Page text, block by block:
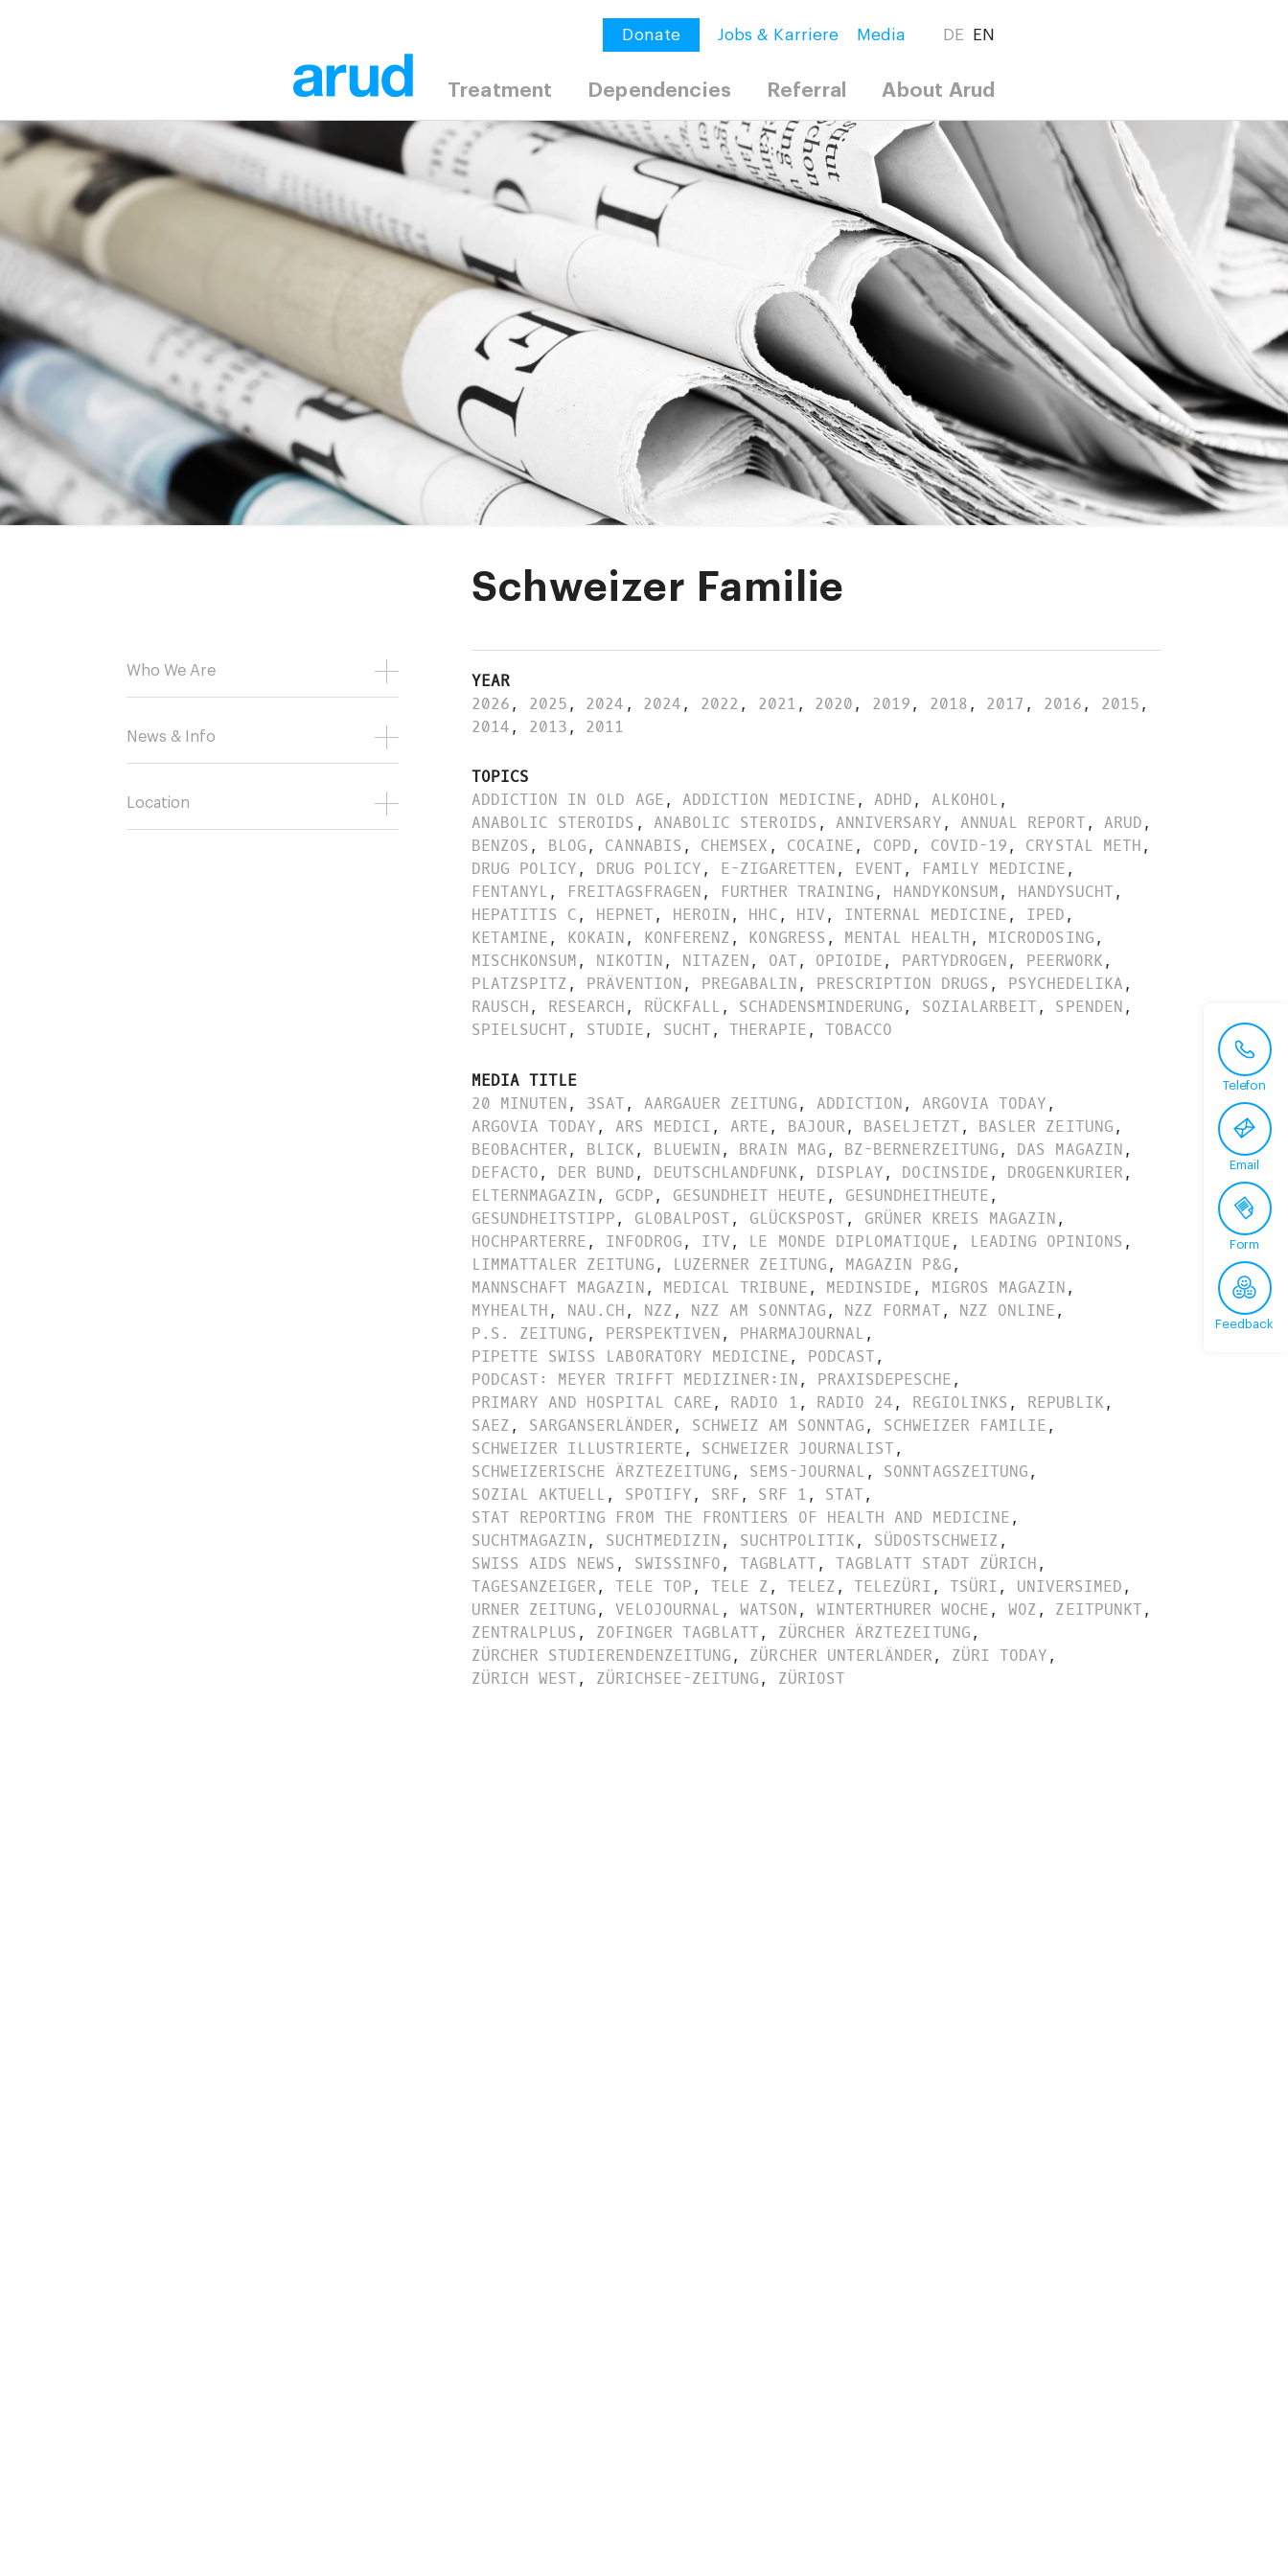
Donate Jobs & Karriere Media DE EN
Treatment Dependencies Referral About Arud
Schweizer Familie
Who We Are
News & Info
Location
YEAR
2026, 2025, 2024 , 2024, 2022 , 2021, 2020, 2019, 2018, 2017 , 2016, 2015,
2014, 2013, 2011
TOPICS
ADDICTION IN OLD AGE, ADDICTION MEDICINE, ADHD, ALKOHOL,
ANABOLIC STEROIDS , ANABOLIC STEROIDS , ANNIVERSARY, ANNUAL REPORT, ARUD,
BENZOS , BLOG, CANNABIS , CHEMSEX , COCAINE, COPD, COVID-19, CRYSTAL METH,
DRUG POLICY, DRUG POLICY, E-ZIGARETTEN, EVENT, FAMILY MEDICINE,
FENTANYL, FREITAGSFRAGEN, FURTHER TRAINING, HANDYKONSUM, HANDYSUCHT,
HEPATITIS C, HEPNET, HEROIN, HHC, HIV, INTERNAL MEDICINE, IPED,
KETAMINE, KOKAIN, KONFERENZ, KONGRESS , MENTAL HEALTH, MICRODOSING,
MISCHKONSUM, NIKOTIN, NITAZEN, OAT, OPIOIDE, PARTYDROGEN, PEERWORK,
PLATZSPITZ, PRÄVENTION, PREGABALIN, PRESCRIPTION DRUGS , PSYCHEDELIKA,
RAUSCH, RESEARCH, RÜCKFALL, SCHADENSMINDERUNG, SOZIALARBEIT, SPENDEN,
SPIELSUCHT, STUDIE, SUCHT, THERAPIE, TOBACCO
MEDIA TITLE
20 MINUTEN, 3SAT, AARGAUER ZEITUNG, ADDICTION, ARGOVIA TODAY,
ARGOVIA TODAY, ARS MEDICI , ARTE, BAJOUR, BASELJETZT, BASLER ZEITUNG,
BEOBACHTER, BLICK, BLUEWIN, BRAIN MAG, BZ-BERNERZEITUNG, DAS MAGAZIN,
DEFACTO, DER BUND, DEUTSCHLANDFUNK, DISPLAY, DOCINSIDE, DROGENKURIER,
ELTERNMAGAZIN, GCDP, GESUNDHEIT HEUTE, GESUNDHEITHEUTE,
GESUNDHEITSTIPP, GLOBALPOST, GLÜCKSPOST, GRÜNER KREIS MAGAZIN,
HOCHPARTERRE, INFODROG, ITV, LE MONDE DIPLOMATIQUE, LEADING OPINIONS ,
LIMMATTALER ZEITUNG, LUZERNER ZEITUNG, MAGAZIN P&G,
MANNSCHAFT MAGAZIN, MEDICAL TRIBUNE, MEDINSIDE, MIGROS MAGAZIN,
MYHEALTH, NAU.CH, NZZ, NZZ AM SONNTAG, NZZ FORMAT, NZZ ONLINE,
P.S. ZEITUNG, PERSPEKTIVEN, PHARMAJOURNAL,
PIPETTE SWISS LABORATORY MEDICINE, PODCAST,
PODCAST: MEYER TRIFFT MEDIZINER:IN, PRAXISDEPESCHE,
PRIMARY AND HOSPITAL CARE, RADIO 1, RADIO 24, REGIOLINKS , REPUBLIK,
SAEZ, SARGANSERLÄNDER, SCHWEIZ AM SONNTAG, SCHWEIZER FAMILIE,
SCHWEIZER ILLUSTRIERTE, SCHWEIZER JOURNALIST,
SCHWEIZERISCHE ÄRZTEZEITUNG, SEMS-JOURNAL, SONNTAGSZEITUNG,
SOZIAL AKTUELL, SPOTIFY, SRF, SRF 1, STAT,
STAT REPORTING FROM THE FRONTIERS OF HEALTH AND MEDICINE,
SUCHTMAGAZIN, SUCHTMEDIZIN, SUCHTPOLITIK, SÜDOSTSCHWEIZ,
SWISS AIDS NEWS , SWISSINFO, TAGBLATT, TAGBLATT STADT ZÜRICH,
TAGESANZEIGER, TELE TOP, TELE Z, TELEZ, TELEZÜRI , TSÜRI , UNIVERSIMED,
URNER ZEITUNG, VELOJOURNAL, WATSON, WINTERTHURER WOCHE, WOZ, ZEITPUNKT,
ZENTRALPLUS , ZOFINGER TAGBLATT, ZÜRCHER ÄRZTEZEITUNG,
ZÜRCHER STUDIERENDENZEITUNG, ZÜRCHER UNTERLÄNDER, ZÜRI TODAY,
ZÜRICH WEST, ZÜRICHSEE-ZEITUNG, ZÜRIOST
Telefon
Email
Form
Feedback